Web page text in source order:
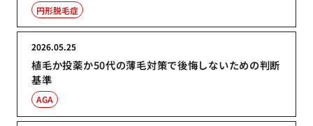
円形脱毛症
植毛か投薬か50代の薄毛対策で後悔しないための判断
基準
2026.05.25
AGA